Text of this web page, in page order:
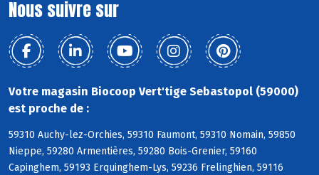
Nous suivre sur
Votre magasin Biocoop Vert'tige Sebastopol (59000)
est proche de :
59310 Auchy-lez-Orchies, 59310 Faumont, 59310 Nomain, 59850
Nieppe, 59280 Armentières, 59280 Bois-Grenier, 59160
Capinghem, 59193 Erquinghem-Lys, 59236 Frelinghien, 59116